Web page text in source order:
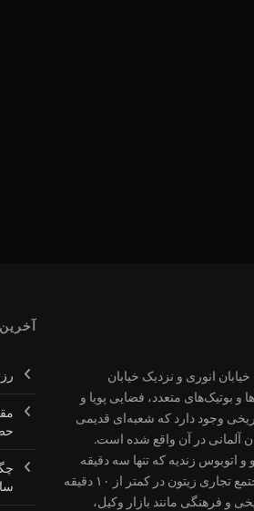
آخرین
انوری و نزدیک خیابان
بوتیک‌های متعدد، فضایی پویا و
وجود دارد که شعبه‌ای قدیمی
آلمانی در آن واقع شده است.
زندیه که تنها سه دقیقه
پیاده فاصله دارد، از مزایای اقامت در هتل است. همچنین مجتمع تجاری زیتون در کمتر از ۱۰ دقیقه
و فرهنگی مانند بازار وکیل،